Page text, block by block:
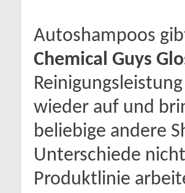
Autoshampoos
Chemical Guys
wieder auf und
beliebige andere
Unterschiede
Produktlinie